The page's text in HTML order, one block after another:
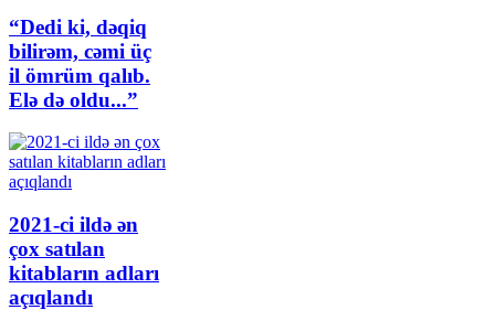
“Dedi ki, dəqiq
bilirəm, cəmi üç
il ömrüm qalıb.
Elə də oldu...”
2021-ci ildə ən
çox satılan
kitabların adları
açıqlandı